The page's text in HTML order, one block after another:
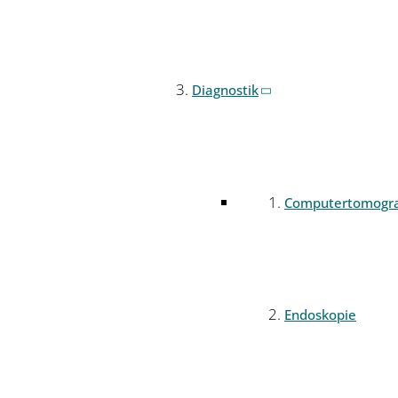
Diagnostik
Endoskopie